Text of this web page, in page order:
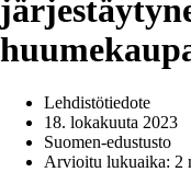
Lehdistötiedote
18. lokakuuta 2023
Suomen-edustusto
Arvioitu lukuaika: 2